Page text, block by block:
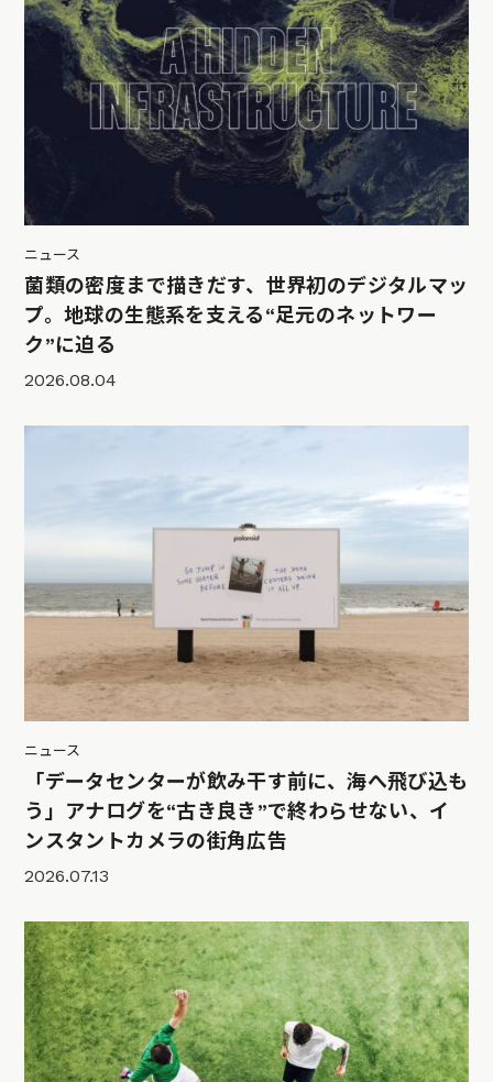
ニュース
菌類の密度まで描きだす、世界初のデジタルマッ
プ。地球の生態系を支える“足元のネットワー
ク”に迫る
2026.08.04
ニュース
「データセンターが飲み干す前に、海へ飛び込も
う」アナログを“古き良き”で終わらせない、イ
ンスタントカメラの街角広告
2026.07.13